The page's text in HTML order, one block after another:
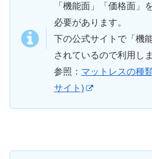
「機能面」「価格面」
必要があります。
下の公式サイトで「機
されているので利用しま
参照： マットレスの種
サイト)